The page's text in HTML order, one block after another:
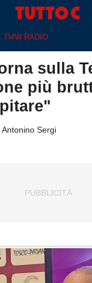
TMW RADIO
sulla
più
Antonino Sergi